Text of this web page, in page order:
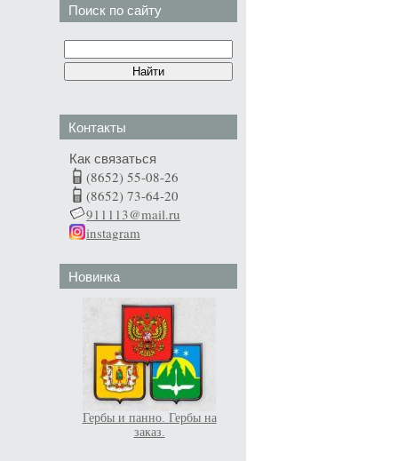
Поиск по сайту
Контакты
Как связаться
(8652) 55-08-26
(8652) 73-64-20
911113@mail.ru
instagram
Новинка
Гербы и панно. Гербы на
заказ.